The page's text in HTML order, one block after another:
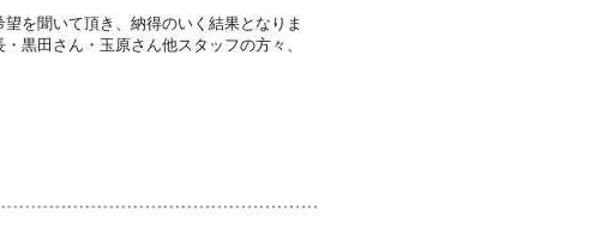
を聞いて頂き、納得のいく結果となりま
黒田さん・玉原さん他スタッフの方々、